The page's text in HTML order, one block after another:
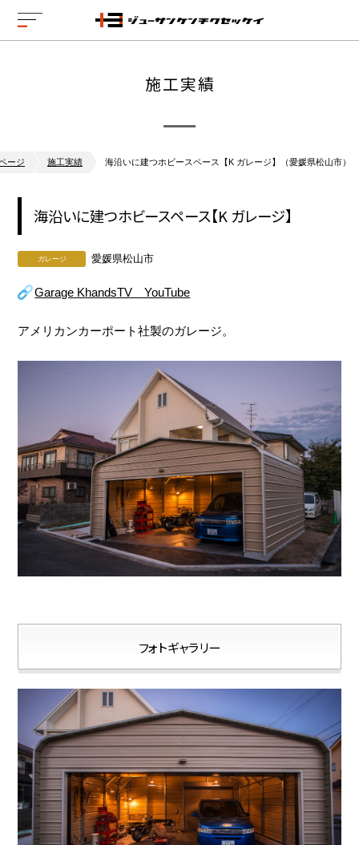
施工実績
ージ 施工実績 海沿いに建つホビースペース【K ガレージ】（愛媛県松山市）
海沿いに建つホビースペース【K ガレージ】
ガレージ 愛媛県松山市
Garage KhandsTV YouTube
アメリカンカーポート社製のガレージ。
フォトギャラリー